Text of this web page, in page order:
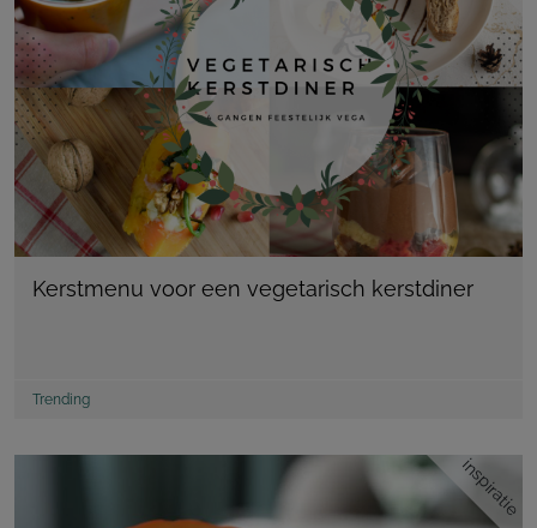
Kerstmenu voor een vegetarisch kerstdiner
Trending
inspiratie